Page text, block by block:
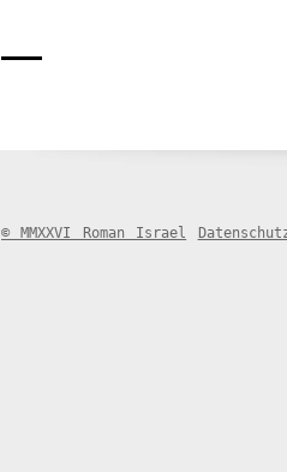
© MMXXVI Roman Israel